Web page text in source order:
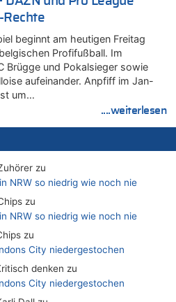
Rechte
beginnt am heutigen Freitag
Profifußball. Im
Brügge und Pokalsieger sowie
aufeinander. Anpfiff im Jan-
um…
....weiterlesen
zu
NRW so niedrig wie noch nie
zu
NRW so niedrig wie noch nie
zu
City niedergestochen
denken zu
City niedergestochen